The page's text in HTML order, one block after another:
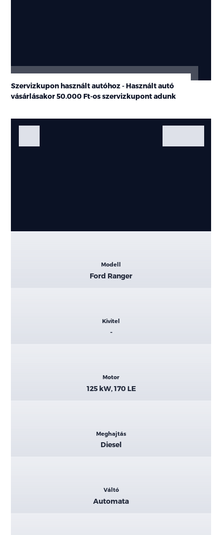
Szervizkupon használt autóhoz - Használt autó
vásárlásakor50.000 Ft-osszervizkupont adunk
Galéria
Fotók
Modell
Ford Ranger
Kivitel
-
Motor
125 kW, 170 LE
Meghajtás
Diesel
Váltó
Automata